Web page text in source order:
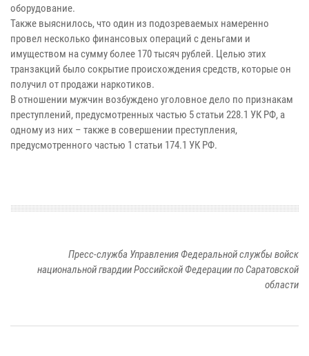
оборудование.
Также выяснилось, что один из подозреваемых намеренно
провел несколько финансовых операций с деньгами и
имуществом на сумму более 170 тысяч рублей. Целью этих
транзакций было сокрытие происхождения средств, которые он
получил от продажи наркотиков.
В отношении мужчин возбуждено уголовное дело по признакам
преступлений, предусмотренных частью 5 статьи 228.1 УК РФ, а
одному из них – также в совершении преступления,
предусмотренного частью 1 статьи 174.1 УК РФ.
Пресс-служба Управления Федеральной службы войск
национальной гвардии Российской Федерации по Саратовской
области